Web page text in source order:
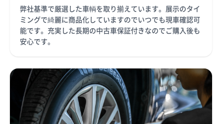
弊社基準で厳選した車輌を取り揃えています。展示のタイ
ミングで綺麗に商品化していますのでいつでも現車確認可
能です。充実した長期の中古車保証付きなのでご購入後も
安心です。